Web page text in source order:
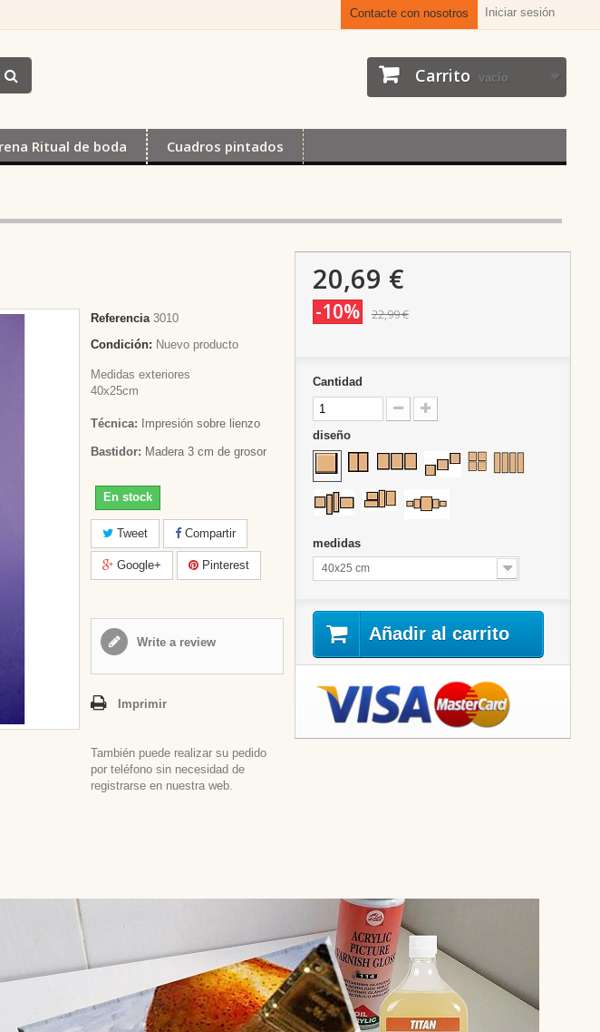
Iniciar sesión
Contacte con nosotros
Carrito vacío
Ritual de boda Cuadros pintados
Referencia 3010
Condición: Nuevo producto
Medidas exteriores
40x25cm
Técnica: Impresión sobre lienzo
Bastidor: Madera 3 cm de grosor
En stock
Tweet Compartir
Google+ Pinterest
Write a review
Imprimir
También puede realizar su pedido
por teléfono sin necesidad de
registrarse en nuestra web.
20,69 €
-10% 22,99 €
Cantidad
diseño
medidas
40x25 cm
Añadir al carrito